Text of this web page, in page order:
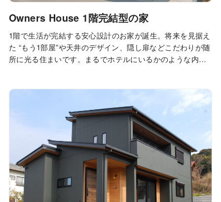
Owners House 1階完結型の家
1階で生活が完結する安心設計のお家が誕生。将来を見据え
た “もう1部屋”や天井のデザイン、隠し扉などこだわりが随
所に光る住まいです。まるでホテルにいるかのような内観
に広々としたゆったりLDK.。家族が集い、くつろぎ、つな